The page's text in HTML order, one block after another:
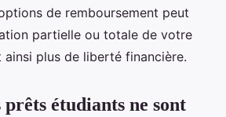
de remboursement peut
partielle ou totale de votre
plus de liberté financière.
étudiants ne sont